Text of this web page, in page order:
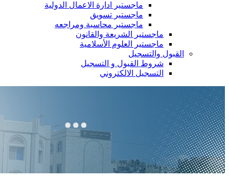
ماجستير ادارة الاعمال الدولية
ماجستير تسويق
ماجستير محاسبة ومراجعه
ماجستير الشريعة والقانون
ماجستير العلوم الأسلامية
القبول والتسجيل
شروط القبول و التسجيل
التسجيل الالكتروني